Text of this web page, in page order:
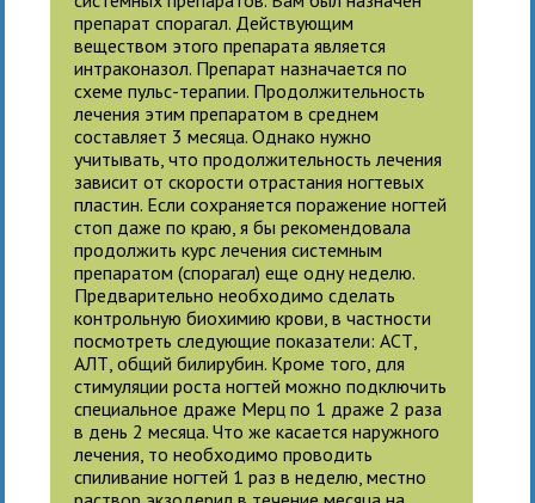
препарат спорагал. Действующим
веществом этого препарата является
интраконазол. Препарат назначается по
схеме пульс-терапии. Продолжительность
лечения этим препаратом в среднем
составляет 3 месяца. Однако нужно
учитывать, что продолжительность лечения
зависит от скорости отрастания ногтевых
пластин. Если сохраняется поражение ногтей
стоп даже по краю, я бы рекомендовала
продолжить курс лечения системным
препаратом (спорагал) еще одну неделю.
Предварительно необходимо сделать
контрольную биохимию крови, в частности
посмотреть следующие показатели: АСТ,
АЛТ, общий билирубин. Кроме того, для
стимуляции роста ногтей можно подключить
специальное драже Мерц по 1 драже 2 раза
в день 2 месяца. Что же касается наружного
лечения, то необходимо проводить
спиливание ногтей 1 раз в неделю, местно